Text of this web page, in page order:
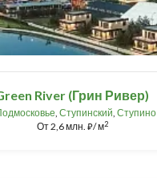
River (Грин Ривер)
, Ступинский, Ступино
От2,6 млн. ⃏/ м2